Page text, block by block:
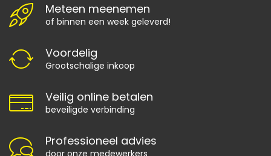
Meteen meenemen
of binnen een week geleverd!
Voordelig
Grootschalige inkoop
Veilig online betalen
beveiligde verbinding
Professioneel advies
door onze medewerkers